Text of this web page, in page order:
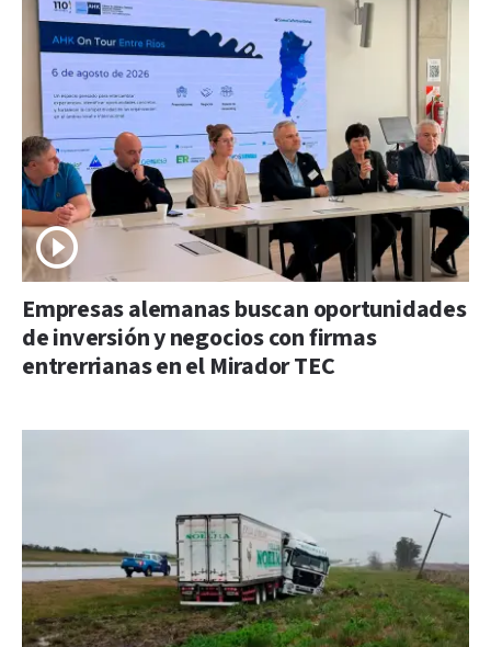
Empresas alemanas buscan oportunidades
de inversión y negocios con firmas
entrerrianas en el Mirador TEC